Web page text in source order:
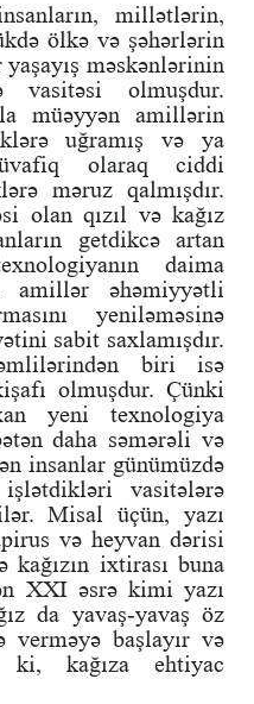
millətlərin,
ölkə və şəhərlərin
məskənlərinin
vasitəsi olmuşdur.
müəyyən amillərin
uğramış və ya
olaraq ciddi
məruz qalmışdır.
olan qızıl və kağız
getdikcə artan
daima
amillər əhəmiyyətli
yeniləməsinə
sabit saxlamışdır.
biri isə
olmuşdur. Çünki
yeni texnologiya
daha səmərəli və
insanlar günümüzdə
vasitələrə
Misal üçün, yazı
və heyvan dərisi
ixtirası buna
XXI əsrə kimi yazı
da yavaş-yavaş öz
verməyə başlayır və
kağıza ehtiyac